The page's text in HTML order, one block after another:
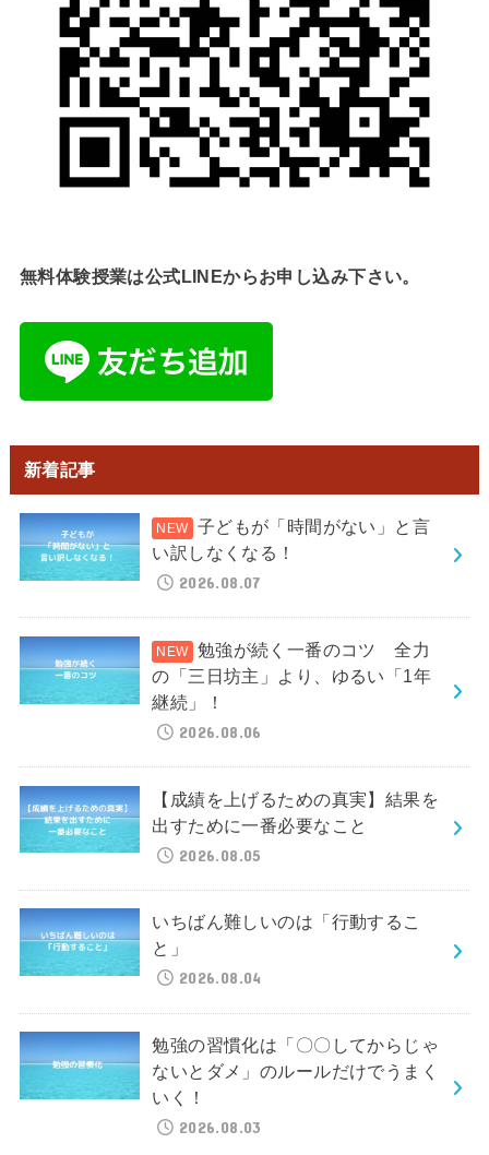
無料体験授業は公式LINEからお申し込み下さい。
新着記事
子どもが「時間がない」と言
い訳しなくなる！
2026.08.07
勉強が続く一番のコツ 全力
の「三日坊主」より、ゆるい「1年
継続」！
2026.08.06
【成績を上げるための真実】結果を
出すために一番必要なこと
2026.08.05
いちばん難しいのは「行動するこ
と」
2026.08.04
勉強の習慣化は「〇〇してからじゃ
ないとダメ」のルールだけでうまく
いく！
2026.08.03